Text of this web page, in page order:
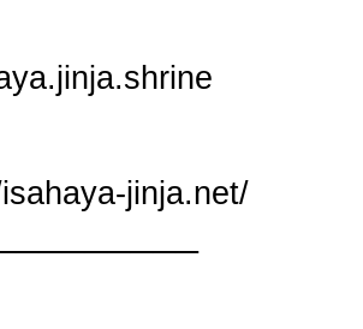
jinja.net/